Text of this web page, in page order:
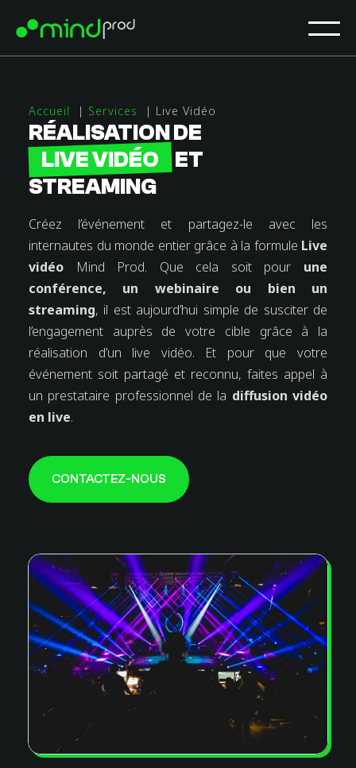
Accueil Services Live Vidéo
RÉALISATION DE
LIVE VIDÉO ET
STREAMING
Créez l’événement et partagez-le avec les
internautes du monde entier grâce à la formule Live
vidéo Mind Prod. Que cela soit pour une
conférence, un webinaire ou bien un
streaming, il est aujourd’hui simple de susciter de
l’engagement auprès de votre cible grâce à la
réalisation d’un live vidéo. Et pour que votre
événement soit partagé et reconnu, faites appel à
un prestataire professionnel de la diffusion vidéo
en live.
CONTACTEZ-NOUS